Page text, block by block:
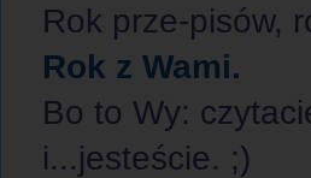
Rok prze-pisów,
Rok z Wami.
Bo to Wy:
i...jesteście. ;)